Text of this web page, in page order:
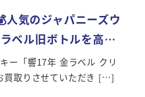
人気のジャパニーズウ
ベル旧ボトルを高…
ー「響17年 金ラベル クリ
買取りさせていただき […]